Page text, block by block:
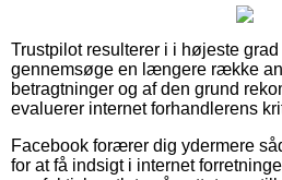
Trustpilot resulterer i i højeste
gennemsøge en længere række
betragtninger og af den grund
evaluerer internet forhandlerens
Facebook forærer dig ydermere
for at få indsigt i internet